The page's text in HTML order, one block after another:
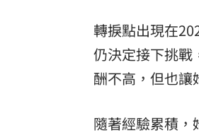
轉捩點出現在
仍決定接下挑戰
酬不高，但也讓
隨著經驗累積，